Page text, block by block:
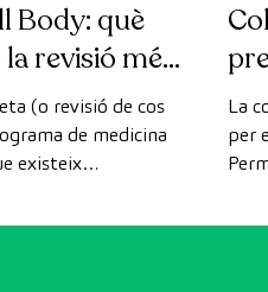
Body: què
revisió més
(o revisió de cos
de medicina
existeix
utilitza la
La
per